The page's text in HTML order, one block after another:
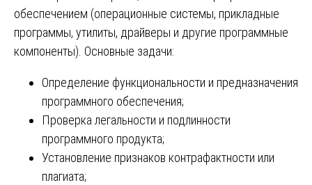
обеспечением (операционные системы, прикладные
программы, утилиты, драйверы и другие программные
компоненты). Основные задачи:
Определение функциональности и предназначения
программного обеспечения;
Проверка легальности и подлинности
программного продукта;
Установление признаков контрафактности или
плагиата;